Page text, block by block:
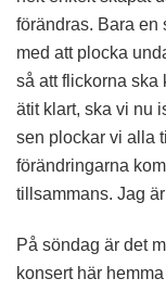
förändras. Bara en
med att plocka
så att flickorna ska
ätit klart, ska vi nu
sen plockar vi alla
förändringarna
tillsammans. Jag
På söndag är det
konsert här